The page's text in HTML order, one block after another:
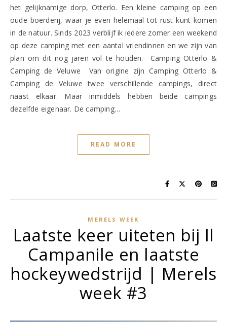
het gelijknamige dorp, Otterlo. Een kleine camping op een
oude boerderij, waar je even helemaal tot rust kunt komen
in de natuur. Sinds 2023 verblijf ik iedere zomer een weekend
op deze camping met een aantal vriendinnen en we zijn van
plan om dit nog jaren vol te houden. Camping Otterlo &
Camping de Veluwe Van origine zijn Camping Otterlo &
Camping de Veluwe twee verschillende campings, direct
naast elkaar. Maar inmiddels hebben beide campings
dezelfde eigenaar. De camping…
READ MORE
MERELS WEEK
Laatste keer uiteten bij Il
Campanile en laatste
hockeywedstrijd | Merels
week #3